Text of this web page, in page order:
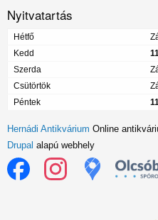
Nyitvatartás
Hétfő
Kedd
Szerda
Csütörtök
Péntek
Hernádi Antikvárium Online
Drupal alapú webhely